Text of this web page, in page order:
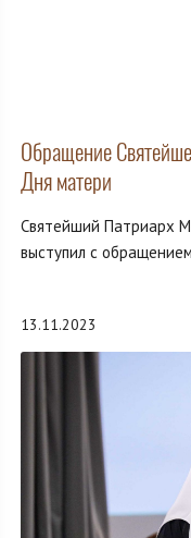
Обращение
Дня матери
Святейший Патриарх
выступил с
13.11.2023